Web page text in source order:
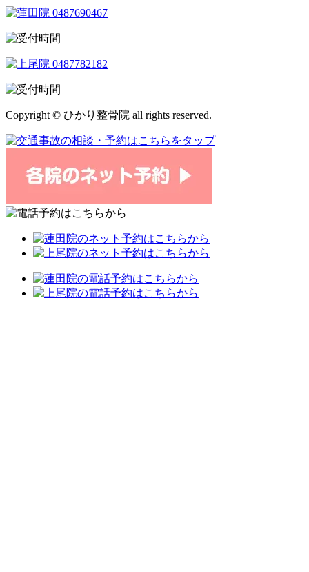
Copyright © ひかり整骨院 all rights reserved.